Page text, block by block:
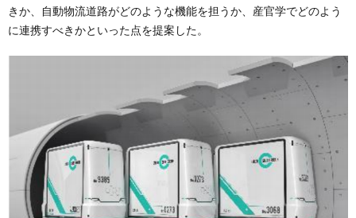
きか、自動物流道路がどのような機能を担うか、産官学でどのよう
に連携すべきかといった点を提案した。